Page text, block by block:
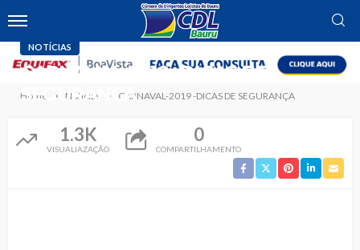
Home Notícias CARNAVAL-2019 -DICAS DE SEGURANÇA
NOTÍCIAS
CARNAVAL-2019 -DICAS DE
SEGURANÇA
1.3K
VISUALIAZAÇÃO
0
COMPARTILHAMENTO